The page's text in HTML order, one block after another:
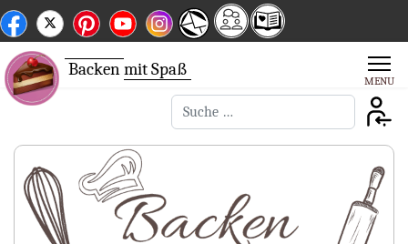
Backenmit Spaß
Suchen